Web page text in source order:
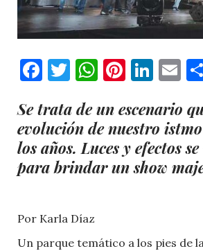
Facebook
Twitter
WhatsApp
Se trata de un escenario
evolución de nuestro
los años. Luces y efectos
para brindar un show
Por Karla Díaz
Un parque temático a los pies de